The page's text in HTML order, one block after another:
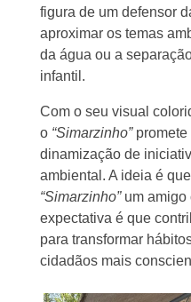
figura de um defensor
aproximar os temas
da água ou a
infantil.
Com o seu visual
o “Simarzinho”
dinamização de
ambiental. A ideia é
“Simarzinho”um amigo
expectativa é que
para transformar
cidadãos mais